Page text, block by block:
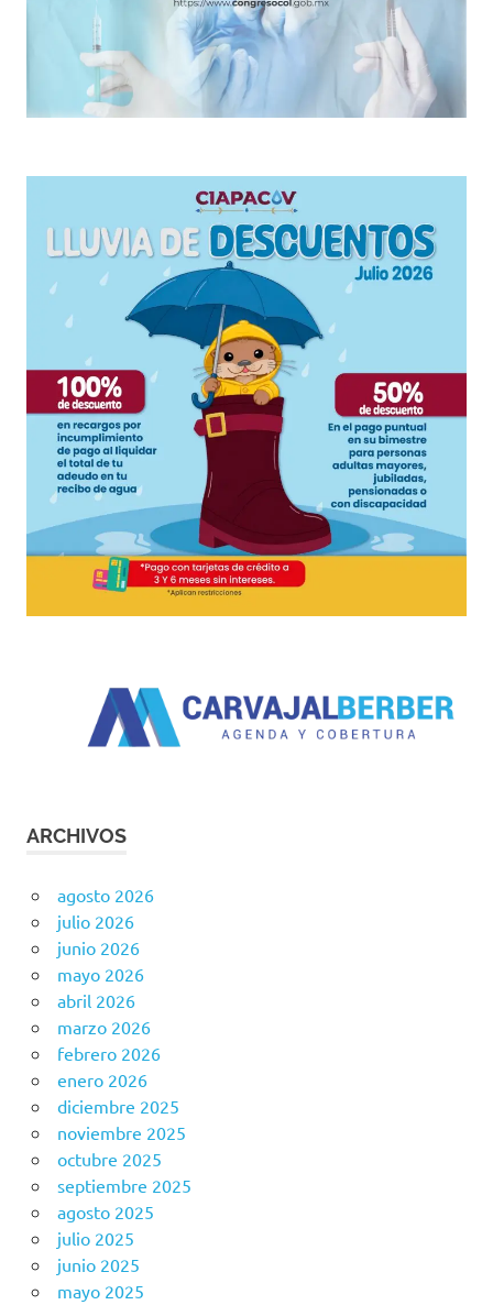
ARCHIVOS
agosto 2026
julio 2026
junio 2026
mayo 2026
abril 2026
marzo 2026
febrero 2026
enero 2026
diciembre 2025
noviembre 2025
octubre 2025
septiembre 2025
agosto 2025
julio 2025
junio 2025
mayo 2025